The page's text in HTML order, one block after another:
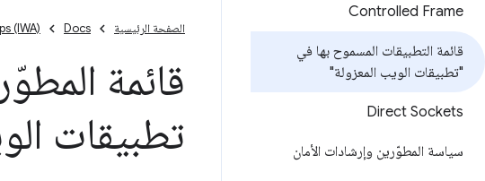
Controlled Frame
قائمة التطبيقات المسموح بها في
"تطبيقات الويب المعزولة"
Direct Sockets
سياسة المطوّرين وإرشادات الأمان
الصفحة الرئيسية Docs
(IWA)
قائمة
تطبيقات